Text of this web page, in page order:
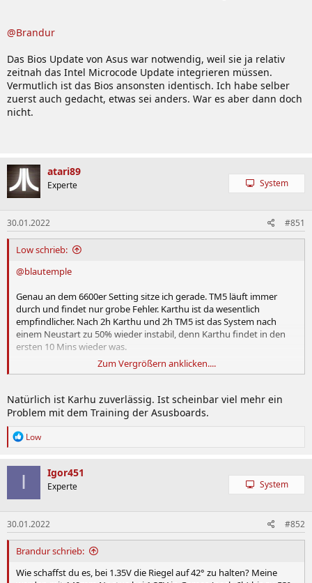
@Brandur
Das Bios Update von Asus war notwendig, weil sie ja relativ
zeitnah das Intel Microcode Update integrieren müssen.
Vermutlich ist das Bios ansonsten identisch. Ich habe selber
zuerst auch gedacht, etwas sei anders. War es aber dann doch
nicht.
atari89
Experte System
30.01.2022 #851
Low schrieb:
@blautemple
Genau an dem 6600er Setting sitze ich gerade. TM5 läuft immer
durch und findet nur grobe Fehler. Karthu ist da wesentlich
empfindlicher. Nach 2h Karthu und 2h TM5 ist das System nach
einem Neustart zu 50% wieder instabil, denn Karthu findet in den
ersten 10 Mins wieder was.
Stelle ich nogo Werte wie CL32 auf CL30, finden beide Tools sofort
Bios ansonsten identisch. Ich habe selber zuerst auch gedacht,
etwas sei anders. War es aber dann doch nicht.
Zum Vergrößern anklicken....
Natürlich ist Karhu zuverlässig. Ist scheinbar viel mehr ein
Problem mit dem Training der Asusboards.
R
k
o
n
e
n
:
Low
I Igor451
Experte System
30.01.2022 #852
Brandur schrieb:
Wie schaffst du es, bei 1.35V die Riegel auf 42° zu halten? Meine